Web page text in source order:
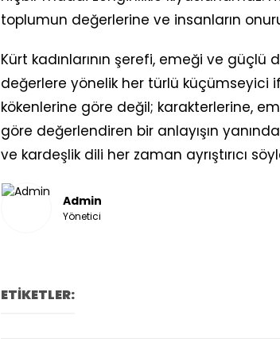
toplumun değerlerine ve insanların
Kürt kadınlarının şerefi, emeği ve
değerlere yönelik her türlü küçümseyici
kökenlerine göre değil; karakterlerine,
göre değerlendiren bir anlayışın
ve kardeşlik dili her zaman ayrıştırıcı
Admin
Yönetici
ETİKETLER: